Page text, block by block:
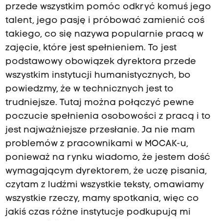
przede wszystkim pomóc odkryć komuś jego
talent, jego pasję i próbować zamienić coś
takiego, co się nazywa popularnie pracą w
zajęcie, które jest spełnieniem. To jest
podstawowy obowiązek dyrektora przede
wszystkim instytucji humanistycznych, bo
powiedzmy, że w technicznych jest to
trudniejsze. Tutaj można połączyć pewne
poczucie spełnienia osobowości z pracą i to
jest najważniejsze przesłanie. Ja nie mam
problemów z pracownikami w MOCAK-u,
ponieważ na rynku wiadomo, że jestem dość
wymagającym dyrektorem, że uczę pisania,
czytam z ludźmi wszystkie teksty, omawiamy
wszystkie rzeczy, mamy spotkania, więc co
jakiś czas różne instytucje podkupują mi